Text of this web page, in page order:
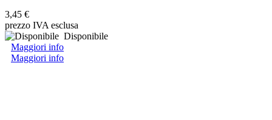
3,45 €
prezzo IVA esclusa
Disponibile
Maggiori info
Maggiori info